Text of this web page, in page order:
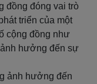
đồng đóng vai trò
triển của một
cộng đồng như
hưởng đến sự
ảnh hưởng đến